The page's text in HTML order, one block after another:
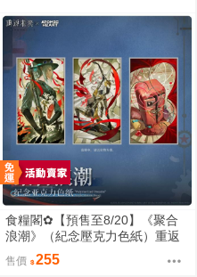
詩
食糧閣✿【預售至8/20】《聚合
浪潮》（紀念壓克力色紙）重返
未来1999／原子之心／聚合浪潮
／聯動／雙生舞伶／諾拉／泥鯭
售價 255